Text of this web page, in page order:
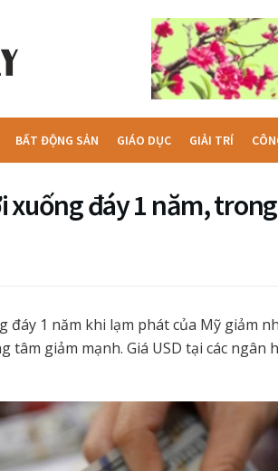
BẤT ĐỘNG SẢN GIÁO DỤC GIẢI TRÍ
xuống đáy 1 năm,
đáy 1 năm khi lạm phát của Mỹ giảm
tâm giảm mạnh. Giá USD tại các ngân